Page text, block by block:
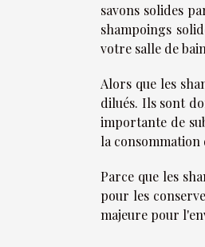
savons solides
shampoings
votre salle de
Alors que les
dilués. Ils sont
importante de
la consommation
Parce que les
pour les
majeure pour